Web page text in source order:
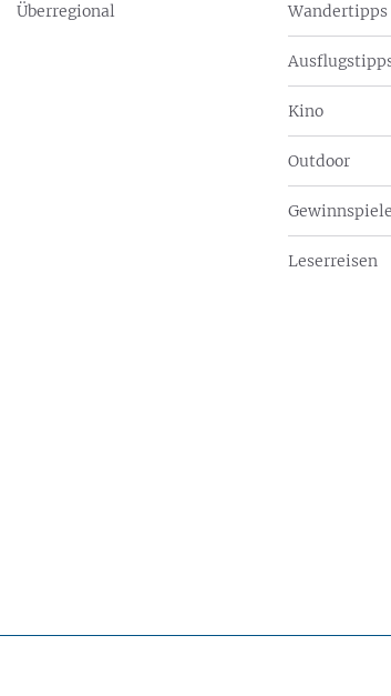
Überregional Wandertipps
Kino
Outdoor
Gewinnspiele
Leserreisen